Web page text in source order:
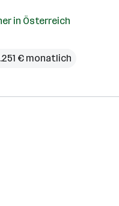
in Österreich
€ monatlich